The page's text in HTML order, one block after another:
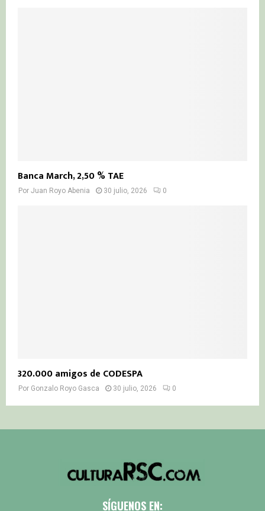
Banca March, 2,50 % TAE
Por Juan Royo Abenia 30 julio, 2026 0
320.000 amigos de CODESPA
Por Gonzalo Royo Gasca 30 julio, 2026 0
SÍGUENOS EN: